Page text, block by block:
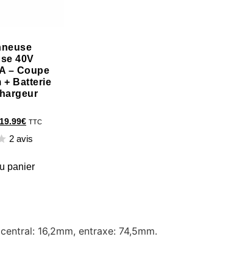
40V
– Coupe
+ Batterie
€ TTC
2 avis
panier
16,2mm, entraxe: 74,5mm.